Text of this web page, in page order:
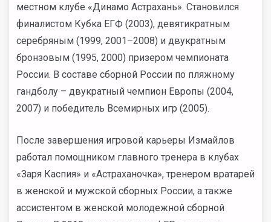
местном клубе «Динамо Астрахань». Становился
финалистом Кубка ЕГФ (2003), девятикратным
серебряным (1999, 2001–2008) и двукратным
бронзовым (1995, 2000) призером чемпионата
России. В составе сборной России по пляжному
гандболу – двукратный чемпион Европы (2004,
2007) и победитель Всемирных игр (2005).
После завершения игровой карьеры Измайлов
работал помощником главного тренера в клубах
«Заря Каспия» и «Астраханочка», тренером вратарей
в женской и мужской сборных России, а также
ассистентом в женской молодежной сборной